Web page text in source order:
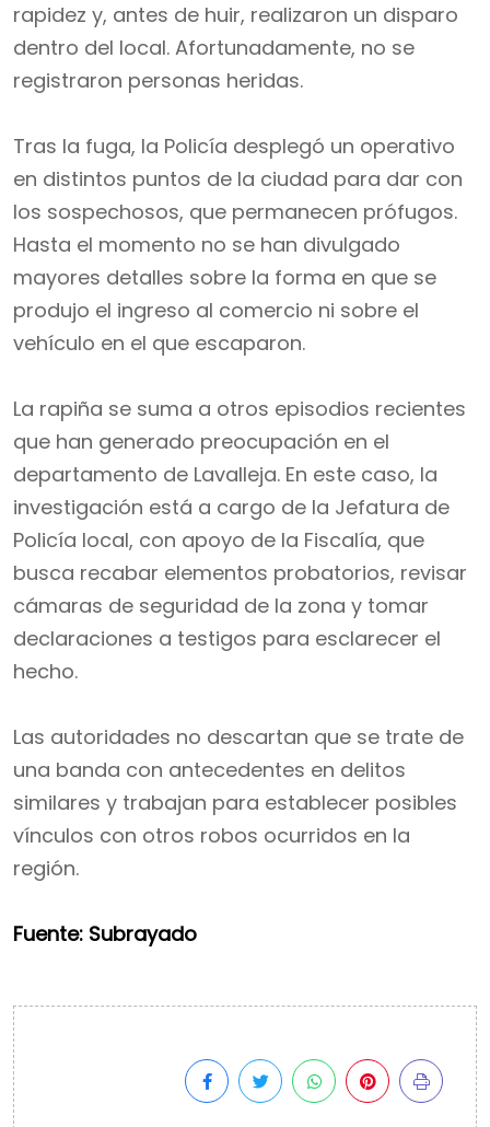
rapidez y, antes de huir, realizaron un disparo
dentro del local. Afortunadamente, no se
registraron personas heridas.
Tras la fuga, la Policía desplegó un operativo
en distintos puntos de la ciudad para dar con
los sospechosos, que permanecen prófugos.
Hasta el momento no se han divulgado
mayores detalles sobre la forma en que se
produjo el ingreso al comercio ni sobre el
vehículo en el que escaparon.
La rapiña se suma a otros episodios recientes
que han generado preocupación en el
departamento de Lavalleja. En este caso, la
investigación está a cargo de la Jefatura de
Policía local, con apoyo de la Fiscalía, que
busca recabar elementos probatorios, revisar
cámaras de seguridad de la zona y tomar
declaraciones a testigos para esclarecer el
hecho.
Las autoridades no descartan que se trate de
una banda con antecedentes en delitos
similares y trabajan para establecer posibles
vínculos con otros robos ocurridos en la
región.
Fuente: Subrayado